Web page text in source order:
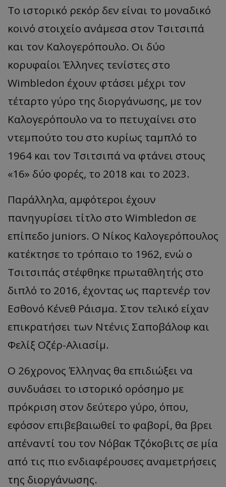
Το ιστορικό ρεκόρ δεν είναι το μοναδικό
κοινό στοιχείο ανάμεσα στον Τσιτσιπά
και τον Καλογερόπουλο. Οι δύο
κορυφαίοι Έλληνες τενίστες στο
Wimbledon έχουν φτάσει μέχρι τον
τέταρτο γύρο της διοργάνωσης, με τον
Καλογερόπουλο να το πετυχαίνει στο
ντεμπούτο του στο κυρίως ταμπλό το
1964 και τον Τσιτσιπά να φτάνει στους
«16» δύο φορές, το 2018 και το 2023.
Παράλληλα, αμφότεροι έχουν
πανηγυρίσει τίτλο στο Wimbledon σε
επίπεδο juniors. Ο Νίκος Καλογερόπουλος
κατέκτησε το τρόπαιο το 1962, ενώ ο
Τσιτσιπάς στέφθηκε πρωταθλητής στο
διπλό το 2016, έχοντας ως παρτενέρ τον
Εσθονό Κένεθ Ράισμα. Στον τελικό είχαν
επικρατήσει των Ντένις Σαποβάλοφ και
Φελίξ Οζέρ-Αλιασίμ.
Ο 26χρονος Έλληνας θα επιδιώξει να
συνδυάσει το ιστορικό ορόσημο με
πρόκριση στον δεύτερο γύρο, όπου,
εφόσον επιβεβαιωθεί το φαβορί, θα βρει
απέναντί του τον Νόβακ Τζόκοβιτς σε μία
από τις πιο ενδιαφέρουσες αναμετρήσεις
της διοργάνωσης.